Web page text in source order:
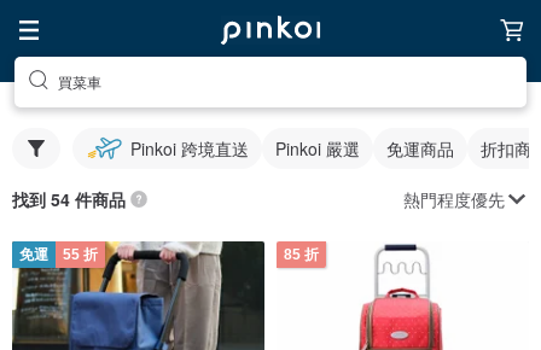
買菜車
Pinkoi 跨境直送 Pinkoi 嚴選 免運商品 折扣商
找到 54 件商品 熱門程度優先
免運 55 折 85 折